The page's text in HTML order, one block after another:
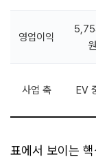
영업이익
원
사업 축 EV
표에서 보이는